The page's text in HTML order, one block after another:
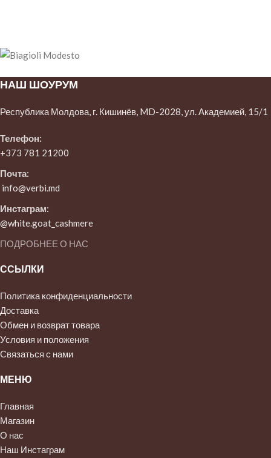
НАШ ШОУРУМ
Республика Молдова, г. Кишинёв, MD-2028, ул. Академией, 15/1
Телефон:
+373 781 21200
Почта:
info@verbi.md
Инстаграм:
@white.goat_cashmere
ПОДРОБНЕЕ О НАС
ССЫЛКИ
Политика конфиденциальности
Доставка
Обмен и возврат товара
Условия и положения
Связаться с нами
МЕНЮ
Главная
Магазин
О нас
Наш Инстаграм